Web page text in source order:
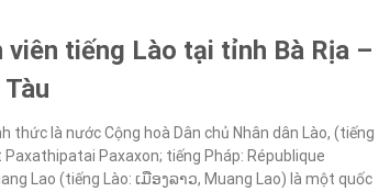
tiếng Lào tại tỉnh Bà Rịa –
thức là nước Cộng hoà Dân chủ Nhân dân Lào, (tiếng
Paxaxon; tiếng Pháp: République
Lao (tiếng Lào: ເມືອງລາວ, Muang Lao) là một quốc